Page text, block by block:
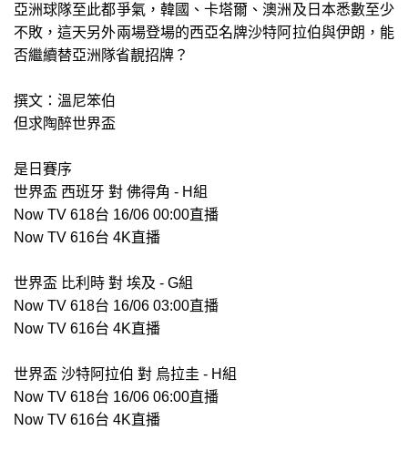
亞洲球隊至此都爭氣，韓國、卡塔爾、澳洲及日本悉數至少
不敗，這天另外兩場登場的西亞名牌沙特阿拉伯與伊朗，能
否繼續替亞洲隊省靚招牌？
撰文：溫尼笨伯
但求陶醉世界盃
是日賽序
世界盃 西班牙 對 佛得角 - H組
Now TV 618台 16/06 00:00直播
Now TV 616台 4K直播
世界盃 比利時 對 埃及 - G組
Now TV 618台 16/06 03:00直播
Now TV 616台 4K直播
世界盃 沙特阿拉伯 對 烏拉圭 - H組
Now TV 618台 16/06 06:00直播
Now TV 616台 4K直播